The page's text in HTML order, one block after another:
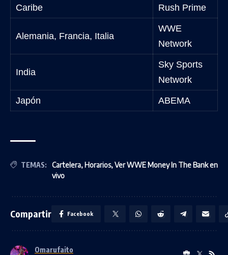
Caribe Rush Prime
Alemania, Francia, Italia
WWE
Network
India
Sky Sports
Network
Japón ABEMA
TEMAS: Cartelera, Horarios,Ver WWE Money In The Bank en
vivo
Compartir Facebook
Omarufaito